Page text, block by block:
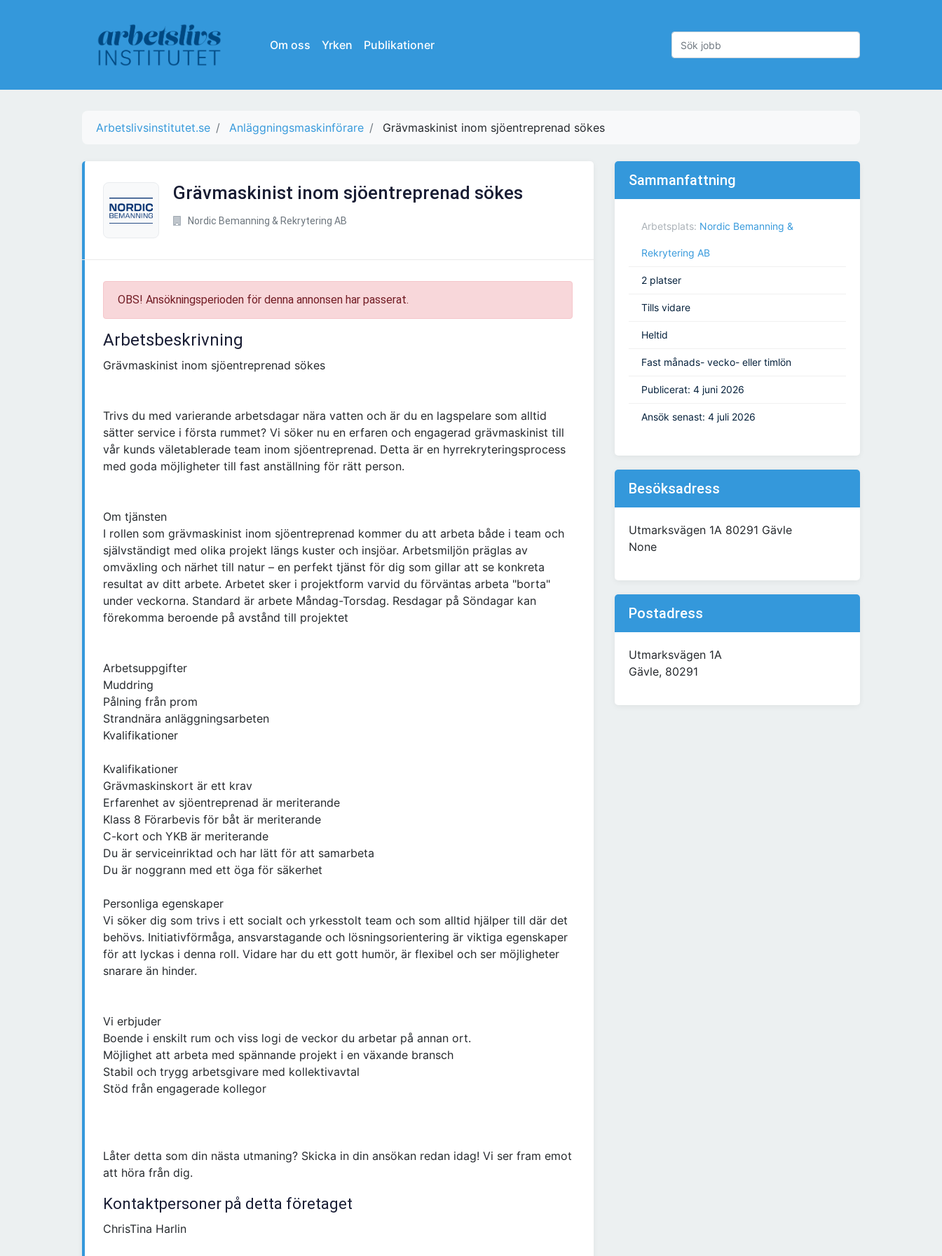
Om oss Yrken Publikationer
Arbetslivsinstitutet.se Anläggningsmaskinförare Grävmaskinist inom sjöentreprenad sökes
Grävmaskinist inom sjöentreprenad sökes
Nordic Bemanning & Rekrytering AB
OBS! Ansökningsperioden för denna annonsen har passerat.
Arbetsbeskrivning
Grävmaskinist inom sjöentreprenad sökes
Trivs du med varierande arbetsdagar nära vatten och är du en lagspelare som alltid
sätter service i första rummet? Vi söker nu en erfaren och engagerad grävmaskinist till
vår kunds väletablerade team inom sjöentreprenad. Detta är en hyrrekryteringsprocess
med goda möjligheter till fast anställning för rätt person.
Om tjänsten
I rollen som grävmaskinist inom sjöentreprenad kommer du att arbeta både i team och
självständigt med olika projekt längs kuster och insjöar. Arbetsmiljön präglas av
omväxling och närhet till natur – en perfekt tjänst för dig som gillar att se konkreta
resultat av ditt arbete. Arbetet sker i projektform varvid du förväntas arbeta "borta"
under veckorna. Standard är arbete Måndag-Torsdag. Resdagar på Söndagar kan
förekomma beroende på avstånd till projektet
Arbetsuppgifter
Muddring
Pålning från prom
Strandnära anläggningsarbeten
Kvalifikationer
Kvalifikationer
Grävmaskinskort är ett krav
Erfarenhet av sjöentreprenad är meriterande
Klass 8 Förarbevis för båt är meriterande
C-kort och YKB är meriterande
Du är serviceinriktad och har lätt för att samarbeta
Du är noggrann med ett öga för säkerhet
Personliga egenskaper
Vi söker dig som trivs i ett socialt och yrkesstolt team och som alltid hjälper till där det
behövs. Initiativförmåga, ansvarstagande och lösningsorientering är viktiga egenskaper
för att lyckas i denna roll. Vidare har du ett gott humör, är flexibel och ser möjligheter
snarare än hinder.
Vi erbjuder
Boende i enskilt rum och viss logi de veckor du arbetar på annan ort.
Möjlighet att arbeta med spännande projekt i en växande bransch
Stabil och trygg arbetsgivare med kollektivavtal
Stöd från engagerade kollegor
Låter detta som din nästa utmaning? Skicka in din ansökan redan idag! Vi ser fram emot
att höra från dig.
Kontaktpersoner på detta företaget
ChrisTina Harlin
Sammanfattning
Arbetsplats: Nordic Bemanning &
Rekrytering AB
2 platser
Tills vidare
Heltid
Fast månads- vecko- eller timlön
Publicerat: 4 juni 2026
Ansök senast: 4 juli 2026
Besöksadress
Utmarksvägen 1A 80291 Gävle
None
Postadress
Utmarksvägen 1A
Gävle, 80291